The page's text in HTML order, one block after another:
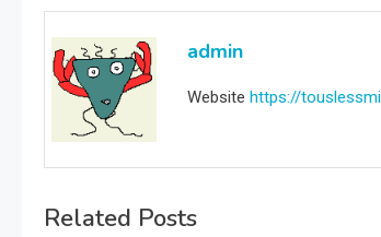
admin
Website https://
Related Posts